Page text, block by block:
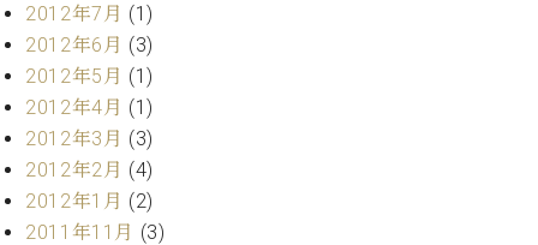
フ
タ
ー
ー
ビ
ス
(調
律)
2012年7月 (1)
2012年6月 (3)
2012年5月 (1)
2012年4月 (1)
2012年3月 (3)
2012年2月 (4)
2012年1月 (2)
2011年11月 (3)